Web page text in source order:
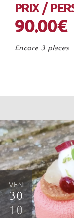
PRIX /
90.00€
Encore 3 places
VEN
30
10